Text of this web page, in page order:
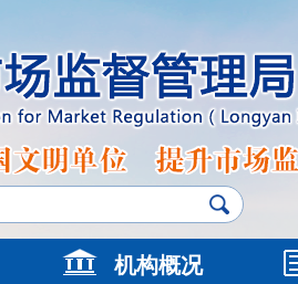
机构概况